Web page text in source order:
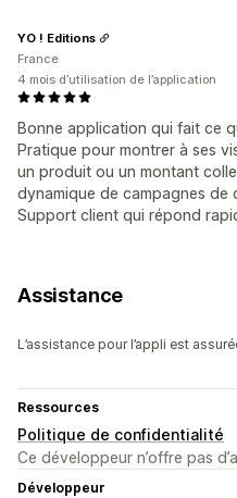
Bonne application qui fait ce
Pratique pour montrer à ses
un produit ou un montant
dynamique de campagnes de
Support client qui répond
YO ! Editions
France
4 mois d’utilisation de l’application
Assistance
L’assistance pour l’appli est
Ressources
Politique de confidentialité
Ce développeur n’offre pas
Développeur